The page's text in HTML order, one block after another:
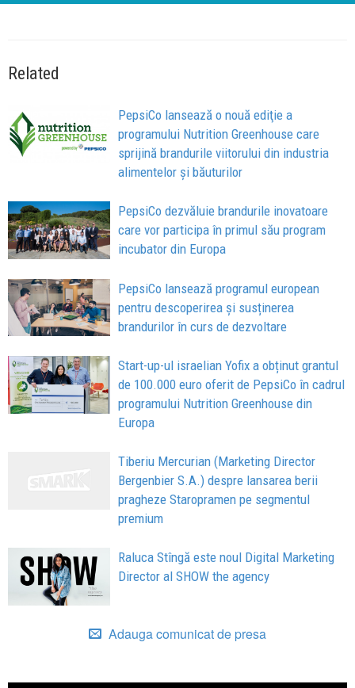
Related
PepsiCo lansează o nouă ediţie a
programului Nutrition Greenhouse care
sprijină brandurile viitorului din industria
alimentelor şi băuturilor
PepsiCo dezvăluie brandurile inovatoare
care vor participa în primul său program
incubator din Europa
PepsiCo lansează programul european
pentru descoperirea şi susținerea
brandurilor în curs de dezvoltare
Start-up-ul israelian Yofix a obținut grantul
de 100.000 euro oferit de PepsiCo în cadrul
programului Nutrition Greenhouse din
Europa
Tiberiu Mercurian (Marketing Director
Bergenbier S.A.) despre lansarea berii
pragheze Staropramen pe segmentul
premium
Raluca Stîngă este noul Digital Marketing
Director al SHOW the agency
Adauga comunicat de presa